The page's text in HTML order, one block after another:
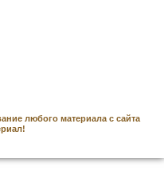
любого материала с сайта